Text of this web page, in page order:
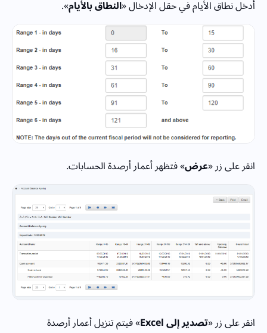
أدخل نطاق الأيام في حقل الإدخال «النطاق بالأيام».
انقر على زر «عرض» فتظهر أعمار أرصدة الحسابات.
انقر على زر «تصدير إلى Excel » فيتم تنزيل أعمار أرصدة